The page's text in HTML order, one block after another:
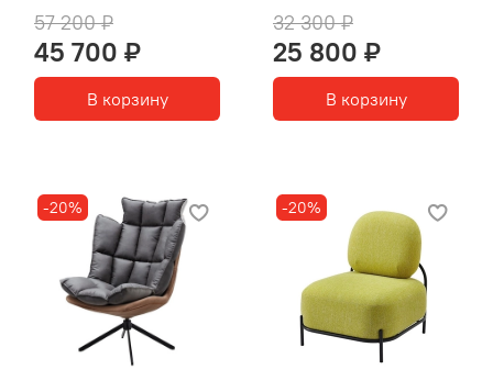
57 200 ₽
45 700 ₽
В корзину
32 300 ₽
25 800 ₽
В корзину
-20% -20%